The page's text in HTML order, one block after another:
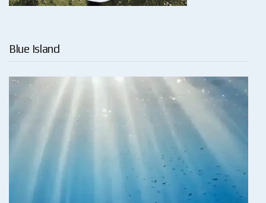
Blue Island